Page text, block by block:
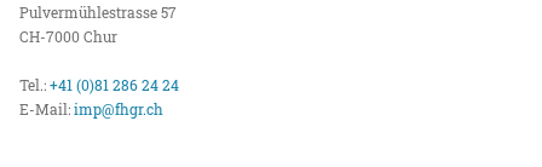
Pulvermühlestrasse 57
CH-7000 Chur
Tel.:+41 (0)81 286 24 24
E-Mail:imp@fhgr.ch